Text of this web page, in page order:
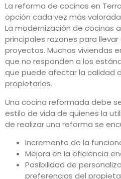
La reforma de cocinas en
opción cada vez más
La modernización de cocinas
principales razones para
proyectos. Muchas viviendas
que no responden a los
que puede afectar la calidad
propietarios.
Una cocina reformada debe
estilo de vida de quienes la
de realizar una reforma se
Incremento de la
Mejora en la eficiencia
Posibilidad de
preferencias del